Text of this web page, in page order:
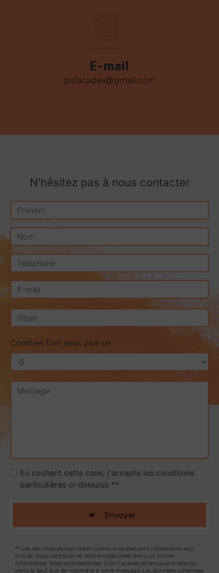
E-mail
gofacades@gmail.com
N'hésitez pas à nous contacter
Combien font deux plus un
En cochant cette case, j'accepte les conditions
particulières ci-dessous **
Envoyer
** Les données personnelles communiquées sont nécessaires aux
fins de vous contacter et sont enregistrées dans un fichier
informatisé. Elles sont destinées à Go Facades et ses sous-traitants
dans le seul but de répondre à votre message. Les données collectées